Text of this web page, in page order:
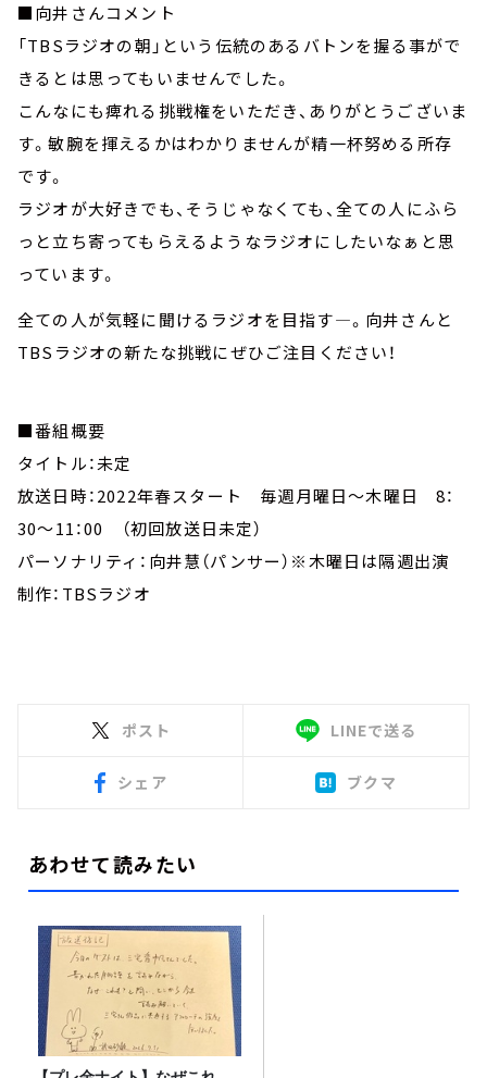
■向井さんコメント
「TBSラジオの朝」という伝統のあるバトンを握る事がで
きるとは思ってもいませんでした。
こんなにも痺れる挑戦権をいただき、ありがとうございま
す。敏腕を揮えるかはわかりませんが精一杯努める所存
です。
ラジオが大好きでも、そうじゃなくても、全ての人にふら
っと立ち寄ってもらえるようなラジオにしたいなぁと思
っています。
全ての人が気軽に聞けるラジオを目指す―。向井さんと
TBSラジオの新たな挑戦にぜひご注目ください！
■番組概要
タイトル：未定
放送日時：2022年春スタート 毎週月曜日～木曜日 8：
30～11：00 （初回放送日未定）
パーソナリティ：向井慧（パンサー）※木曜日は隔週出演
制作：TBSラジオ
ポスト LINEで送る
シェア ブクマ
あわせて読みたい